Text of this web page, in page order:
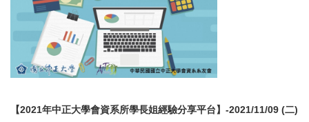
【2021年中正大學會資系所學長姐經驗分享平台】-2021/11/09 (二)